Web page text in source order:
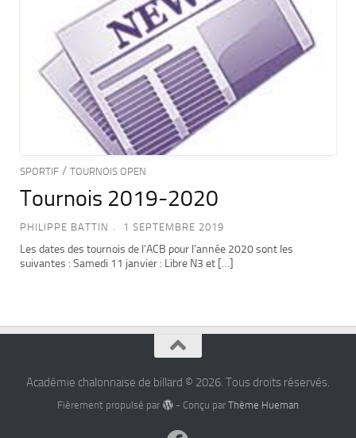
SPORTIF / TOURNOIS OPEN
Tournois 2019-2020
PHILIPPE BATTIN 1 SEPTEMBRE 2019
Les dates des tournois de l’ACB pour l’année 2020 sont les
suivantes : Samedi 11 janvier : Libre N3 et […]
Académie chalonnaise de billard © 2026. Tous droits réservés.
Fièrement propulsé par - Conçu par Thème Hueman